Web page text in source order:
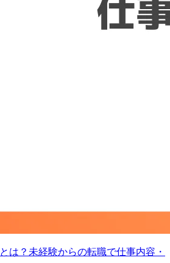
は？未経験からの転職で仕事内容・